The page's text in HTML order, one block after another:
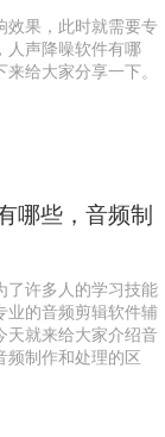
效果，此时就需要专
人声降噪软件有哪
给大家分享一下。
哪些，音频制
了许多人的学习技能
业的音频剪辑软件辅
天就来给大家介绍音
频制作和处理的区